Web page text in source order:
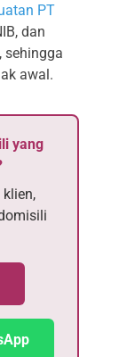
PT
dan
sehingga
awal.
yang